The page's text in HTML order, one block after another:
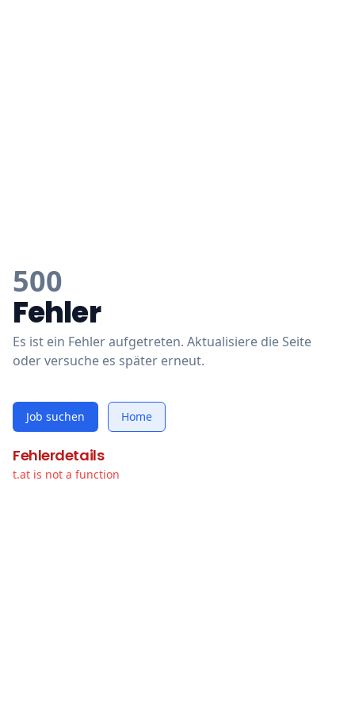
500
Fehler
Es ist ein Fehler aufgetreten. Aktualisiere die Seite
oder versuche es später erneut.
Job suchen Home
Fehlerdetails
t.at is not a function